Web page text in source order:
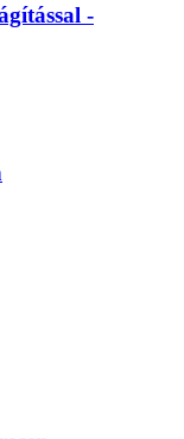
-